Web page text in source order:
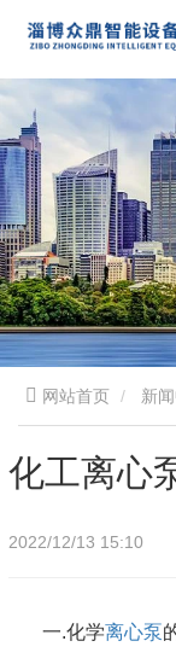
网站首页 新
求
化工离心
2022/12/13 15:10
一.化学离心泵